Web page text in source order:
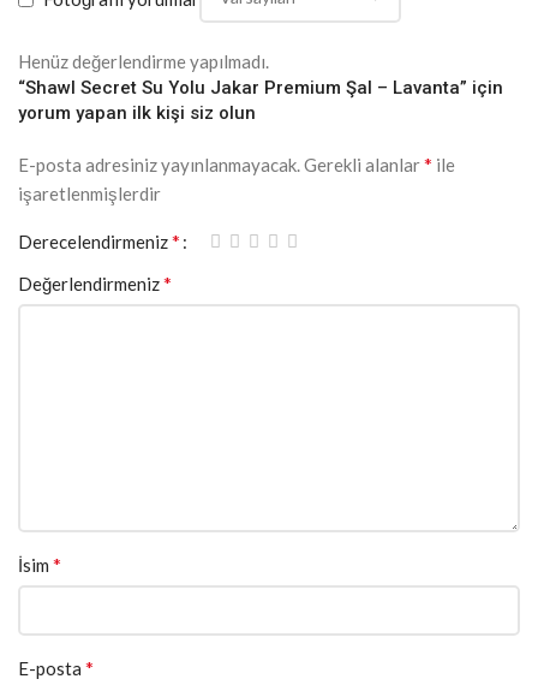
Henüz değerlendirme yapılmadı.
“Shawl Secret Su Yolu Jakar Premium Şal – Lavanta” için
yorum yapan ilk kişi siz olun
E-posta adresiniz yayınlanmayacak.Gerekli alanlar* ile
işaretlenmişlerdir
Derecelendirmeniz*
Değerlendirmeniz*
İsim *
E-posta *